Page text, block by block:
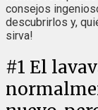
consejos
descubrirlos y,
sirva!
#1 El